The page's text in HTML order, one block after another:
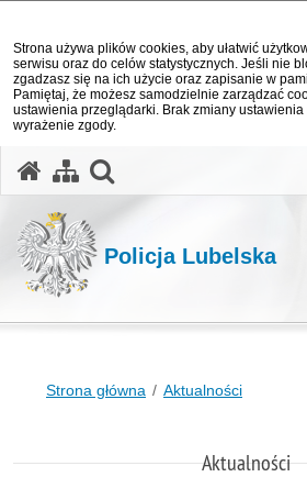
Strona używa plików cookies, aby ułatwić
serwisu oraz do celów statystycznych. Jeśli nie
zgadzasz się na ich użycie oraz zapisanie w
Pamiętaj, że możesz samodzielnie zarządzać
ustawienia przeglądarki. Brak zmiany
wyrażenie zgody.
Policja Lubelska
Strona główna Aktualności
Aktualności